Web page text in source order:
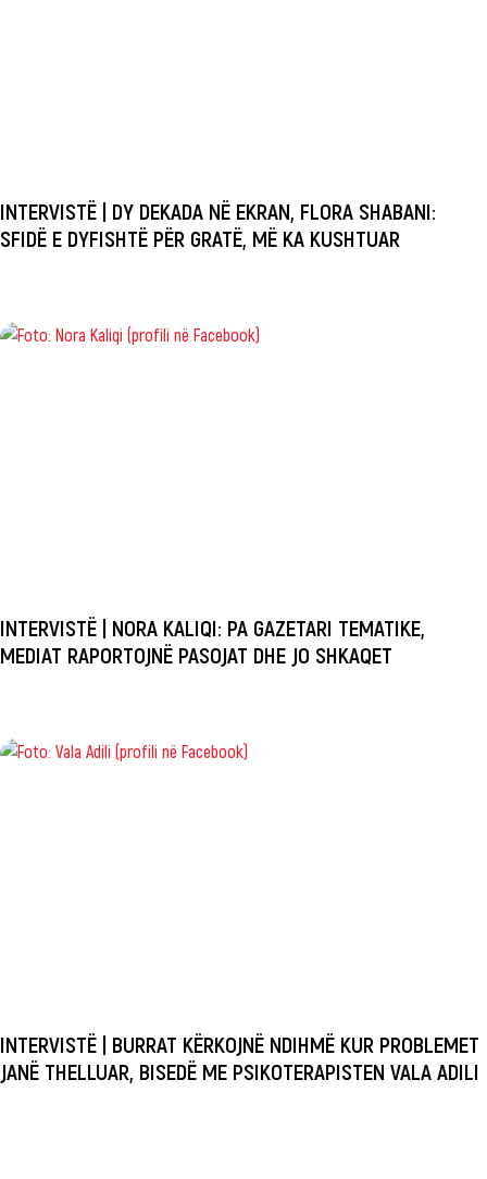
INTERVISTË | DY DEKADA NË EKRAN, FLORA SHABANI:
SFIDË E DYFISHTË PËR GRATË, MË KA KUSHTUAR
INTERVISTË | NORA KALIQI: PA GAZETARI TEMATIKE,
MEDIAT RAPORTOJNË PASOJAT DHE JO SHKAQET
INTERVISTË | BURRAT KËRKOJNË NDIHMË KUR PROBLEMET
JANË THELLUAR, BISEDË ME PSIKOTERAPISTEN VALA ADILI